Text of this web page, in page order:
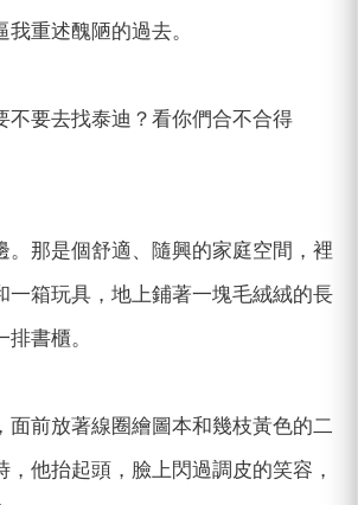
重述醜陋的過去。
不要去找泰迪？看你們合不合得
。那是個舒適、隨興的家庭空間，裡
一箱玩具，地上鋪著一塊毛絨絨的長
書櫃。
面前放著線圈繪圖本和幾枝黃色的二
，他抬起頭，臉上閃過調皮的笑容，